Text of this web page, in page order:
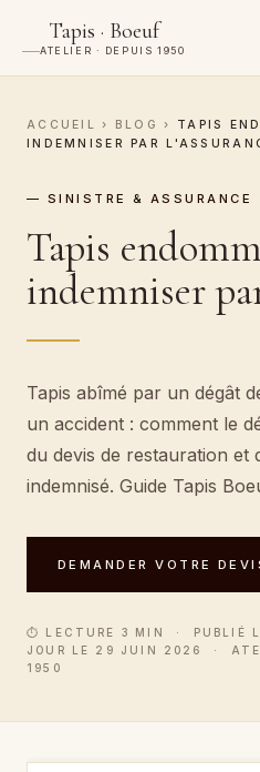
Tapis · Boeuf
ATELIER · DEPUIS 1950
ACCUEIL › BLOG ›
TAPIS
INDEMNISER PAR
— SINISTRE & ASSURANCE
Tapis
indemniser
Tapis abîmé par un dégât
un accident : comment le
du devis de restauration et
indemnisé. Guide Tapis
DEMANDER VOTRE
⏱ LECTURE 3 MIN · PUBLIÉ
JOUR LE 29 JUIN 2026 ·
1950